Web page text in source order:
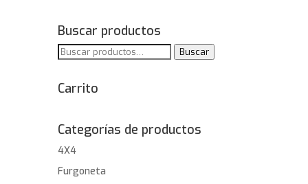
Buscar productos
Buscar
Buscar
Carrito
Categorías de productos
4X4
Furgoneta